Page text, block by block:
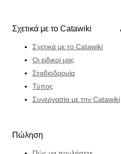
Σχετικά με το Catawiki
Σχετικά με το Catawiki
Οι ειδικοί μας
Σταδιοδρομία
Τύπος
Συνεργασία με την Catawiki
Πώληση